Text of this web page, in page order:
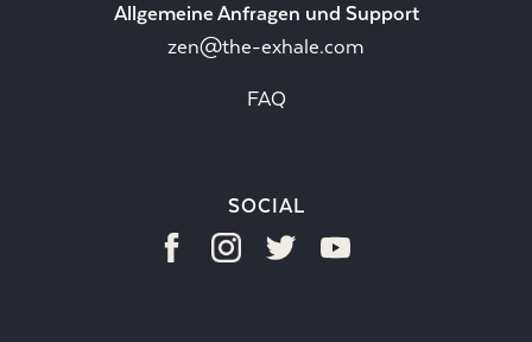
Allgemeine Anfragen und Support
zen@the-exhale.com
FAQ
SOCIAL